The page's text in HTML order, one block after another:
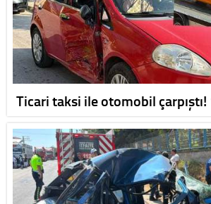
Ticari taksi ile otomobil